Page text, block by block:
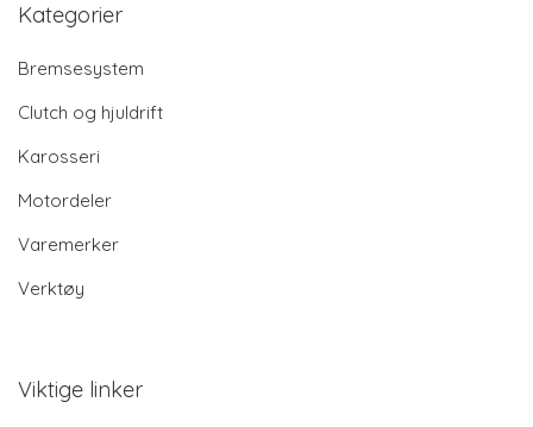
Kategorier
Bremsesystem
Clutch og hjuldrift
Karosseri
Motordeler
Varemerker
Verktøy
Viktige linker